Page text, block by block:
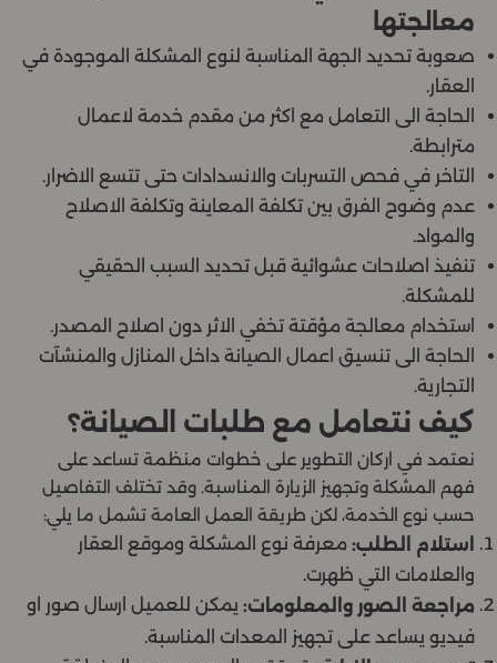
معالجتها
صعوبة تحديد الجهة المناسبة لنوع المشكلة الموجودة في
العقار.
الحاجة الى التعامل مع اكثر من مقدم خدمة لاعمال
مترابطة.
التاخر في فحص التسربات والانسدادات حتى تتسع الاضرار.
عدم وضوح الفرق بين تكلفة المعاينة وتكلفة الاصلاح
والمواد.
تنفيذ اصلاحات عشوائية قبل تحديد السبب الحقيقي
للمشكلة.
استخدام معالجة مؤقتة تخفي الاثر دون اصلاح المصدر.
الحاجة الى تنسيق اعمال الصيانة داخل المنازل والمنشآت
التجارية.
كيف نتعامل مع طلبات الصيانة؟
نعتمد في اركان التطوير على خطوات منظمة تساعد على
فهم المشكلة وتجهيز الزيارة المناسبة. وقد تختلف التفاصيل
حسب نوع الخدمة، لكن طريقة العمل العامة تشمل ما يلي:
استلام الطلب: معرفة نوع المشكلة وموقع العقار
والعلامات التي ظهرت.
مراجعة الصور والمعلومات: يمكن للعميل ارسال صور او
فيديو يساعد على تجهيز المعدات المناسبة.